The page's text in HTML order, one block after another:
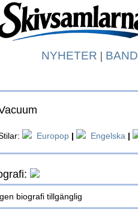
NYHETER | BAND
Europop | Engelska |
biografi tillgänglig